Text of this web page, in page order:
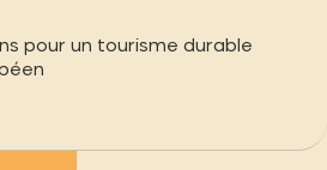
pour un tourisme durable